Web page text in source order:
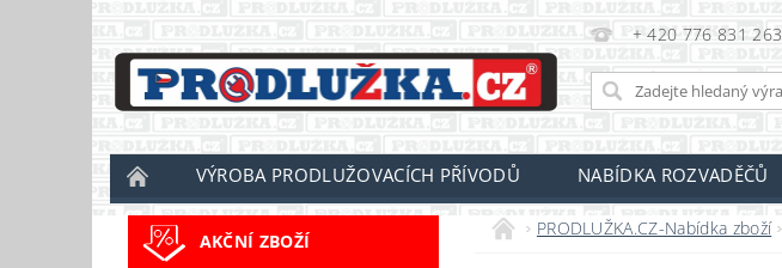
+ 420 776 831 263
VÝROBA PRODLUŽOVACÍCH PŘÍVODŮ NABÍDKA ROZVADĚČŮ
AKČNÍ ZBOŽÍ
PRODLUŽKA.CZ-Nabídka zboží